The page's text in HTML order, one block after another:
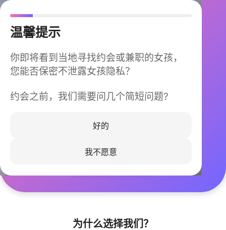
温馨提示
你即将看到当地寻找约会或兼职的女孩，
您能否保密不泄露女孩隐私？
约会之前，我们需要问几个简短问题?
好的
我不愿意
今晚不再孤单
同城快速匹配，马上认识身边的TA
立即下载
为什么选择我们？